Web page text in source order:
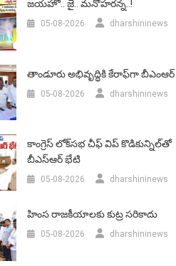
జయహో.. జై.. మనోహరన్న..!
05-08-2026 dharshininews
తాండూరు అభివృద్ధికి కేరాఫ్‌గా బీఎంఆర్‌
05-08-2026 dharshininews
కాంగ్రెస్ లోక్‌సభ చీఫ్ విప్ కొడికున్నిల్‌తో
బీఎస్‌ఆర్‌ భేటి
05-08-2026 dharshininews
హింస రాజకీయాలకు కుట్ర సరికాదు
05-08-2026 dharshininews